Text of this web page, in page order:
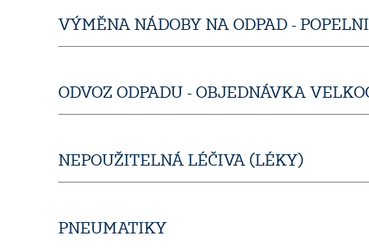
VÝMĚNA NÁDOBY NA ODPAD -
ODVOZ ODPADU - OBJEDNÁVKA
NEPOUŽITELNÁ LÉČIVA (LÉKY)
PNEUMATIKY